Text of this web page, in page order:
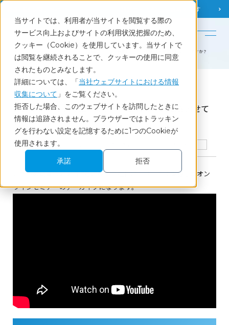
当サイトでは、利用者が当サイトを閲覧する際の
サービス向上およびサイトの利用状況把握のため、
クッキー（Cookie）を使用しています。当サイトで
は閲覧を継続されることで、クッキーの使用に同意
されたものとみなします。
詳細については、「当社ウェブサイトにおける情報
収集について 」をご覧ください。
拒否した場合、このウェブサイトを訪問したときに
情報は追跡されません。ブラウザーではトラッキン
グを行わない設定を記憶するために1つのCookieが
使用されます。
承諾
拒否
お役立ち情報を探す
English
顧客インサイト発掘セミナー 顧客の本音聞き出せていますか？
Report
顧客インサイト発掘セミナー 顧客の本音聞き出せて
いますか？
2021.07.14開催ウェビナー
こちらの動画は2021年7月に株式会社日経リサーチで実施したオン
ラインセミナーのアーカイブになります。